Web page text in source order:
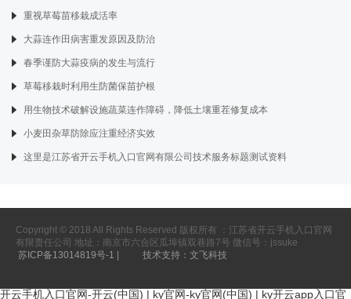
重视草莓苗移栽成活率
大蒜连作田病害重发原因及防治
春季谨防大蒜疫病的发生与流行
草莓移栽时利用生防菌保苗护根
用生物技术破解设施蔬菜连作障碍，降低土壤重茬修复成本
小麦田杂草防除应注重经济实效
这里是江苏省开云手机入口官网有限公司技术服务标题测试资料
Copyright © 2018 All Rights Reserved 版权所有 ：江苏省开云手机入口官网
有限责任公司 地址：南京市六合区瓜埠镇双巷路7号 微信号：jssuke
苏ICP备13014819号-1 |
技术支持：文飞科技
开云手机入口官网-开云(中国) | ky官网-ky官网(中国) | ky开云app入口官